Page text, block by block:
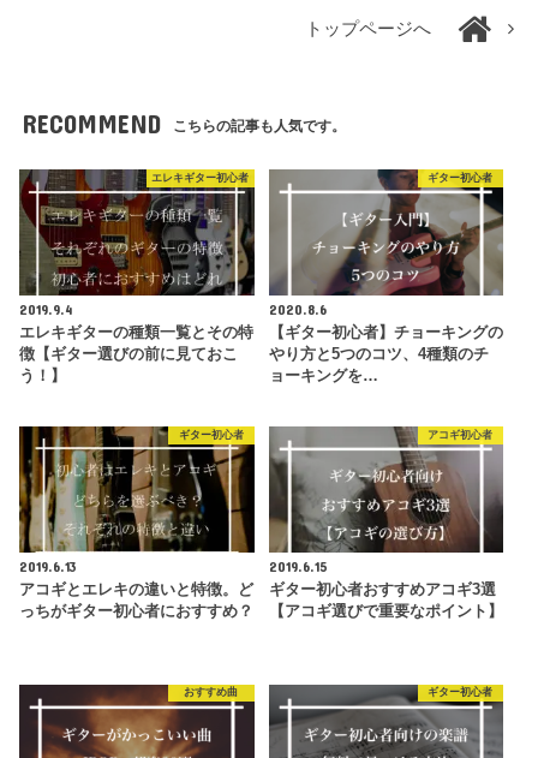
トップページへ
RECOMMEND こちらの記事も人気です。
エレキギター初心者
2019.9.4
エレキギターの種類一覧とその特
徴【ギター選びの前に見ておこ
う！】
ギター初心者
2020.8.6
【ギター初心者】チョーキングの
やり方と5つのコツ、4種類のチ
ョーキングを…
ギター初心者
2019.6.13
アコギとエレキの違いと特徴。ど
っちがギター初心者におすすめ？
アコギ初心者
2019.6.15
ギター初心者おすすめアコギ3選
【アコギ選びで重要なポイント】
おすすめ曲 ギター初心者